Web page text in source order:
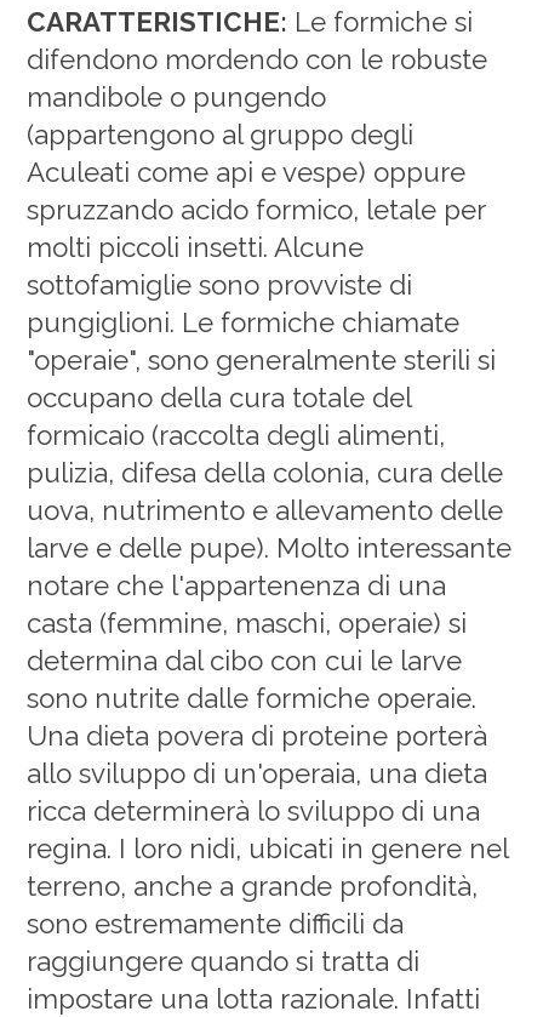
CARATTERISTICHE: Le formiche si
difendono mordendo con le robuste
mandibole o pungendo
(appartengono al gruppo degli
Aculeati come api e vespe) oppure
spruzzando acido formico, letale per
molti piccoli insetti. Alcune
sottofamiglie sono provviste di
pungiglioni. Le formiche chiamate
"operaie", sono generalmente sterili si
occupano della cura totale del
formicaio (raccolta degli alimenti,
pulizia, difesa della colonia, cura delle
uova, nutrimento e allevamento delle
larve e delle pupe). Molto interessante
notare che l'appartenenza di una
casta (femmine, maschi, operaie) si
determina dal cibo con cui le larve
sono nutrite dalle formiche operaie.
Una dieta povera di proteine porterà
allo sviluppo di un'operaia, una dieta
ricca determinerà lo sviluppo di una
regina. I loro nidi, ubicati in genere nel
terreno, anche a grande profondità,
sono estremamente difficili da
raggiungere quando si tratta di
impostare una lotta razionale. Infatti